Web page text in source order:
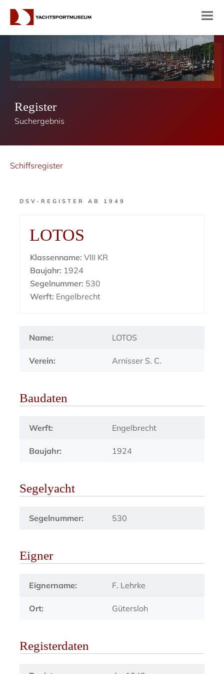
Register
Suchergebnis
Schiffsregister
DSV-REGISTER AB 1949
LOTOS
Klassenname: VIII KR
Baujahr: 1924
Segelnummer: 530
Werft: Engelbrecht
Name: LOTOS
Verein: Arnisser S. C.
Baudaten
Werft: Engelbrecht
Baujahr: 1924
Segelyacht
Segelnummer: 530
Eigner
Eignername: F. Lehrke
Ort: Gütersloh
Registerdaten